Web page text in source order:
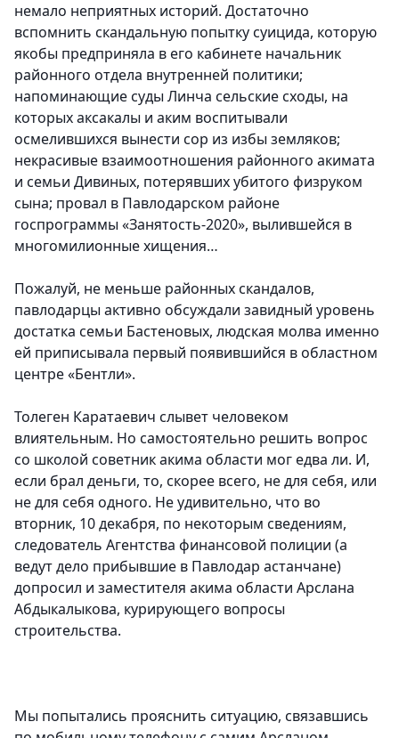
немало неприятных историй. Достаточно
вспомнить скандальную попытку суицида, которую
якобы предприняла в его кабинете начальник
районного отдела внутренней политики;
напоминающие суды Линча сельские сходы, на
которых аксакалы и аким воспитывали
осмелившихся вынести сор из избы земляков;
некрасивые взаимоотношения районного акимата
и семьи Дивиных, потерявших убитого физруком
сына; провал в Павлодарском районе
госпрограммы «Занятость-2020», вылившейся в
многомилионные хищения…
Пожалуй, не меньше районных скандалов,
павлодарцы активно обсуждали завидный уровень
достатка семьи Бастеновых, людская молва именно
ей приписывала первый появившийся в областном
центре «Бентли».
Толеген Каратаевич слывет человеком
влиятельным. Но самостоятельно решить вопрос
со школой советник акима области мог едва ли. И,
если брал деньги, то, скорее всего, не для себя, или
не для себя одного. Не удивительно, что во
вторник, 10 декабря, по некоторым сведениям,
следователь Агентства финансовой полиции (а
ведут дело прибывшие в Павлодар астанчане)
допросил и заместителя акима области Арслана
Абдыкалыкова, курирующего вопросы
строительства.
Мы попытались прояснить ситуацию, связавшись